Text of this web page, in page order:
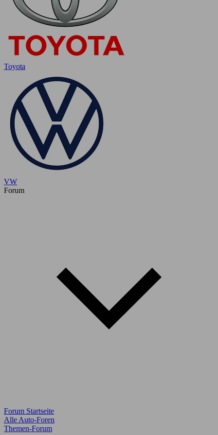
Toyota
VW
Forum
Forum Startseite
Alle Auto-Foren
Themen-Forum